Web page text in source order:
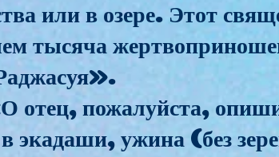
или в озере. Этот
тысяча
пожалуйста,
экадаши, ужина (без